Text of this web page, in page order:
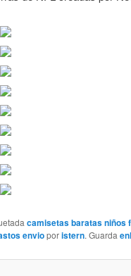
camisetas baratas niños
envioporistern. Guarda